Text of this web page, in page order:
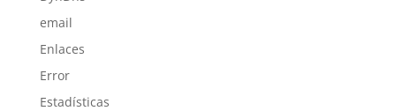
email
Enlaces
Error
Estadísticas